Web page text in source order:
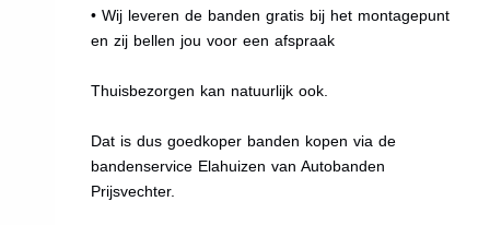
• Wij leveren de banden gratis bij het montagepunt
en zij bellen jou voor een afspraak
Thuisbezorgen kan natuurlijk ook.
Dat is dus goedkoper banden kopen via de
bandenservice Elahuizen van Autobanden
Prijsvechter.